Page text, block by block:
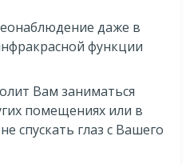
даже в
функции
Вам заниматься
помещениях или в
спускать глаз с Вашего